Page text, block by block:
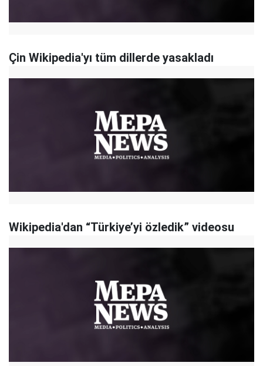
Çin Wikipedia'yı tüm dillerde yasakladı
Wikipedia'dan “Türkiye’yi özledik” videosu